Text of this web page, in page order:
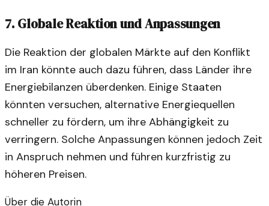
7. Globale Reaktion und Anpassungen
Die Reaktion der globalen Märkte auf den Konflikt
im Iran könnte auch dazu führen, dass Länder ihre
Energiebilanzen überdenken. Einige Staaten
könnten versuchen, alternative Energiequellen
schneller zu fördern, um ihre Abhängigkeit zu
verringern. Solche Anpassungen können jedoch Zeit
in Anspruch nehmen und führen kurzfristig zu
höheren Preisen.
Über die Autorin